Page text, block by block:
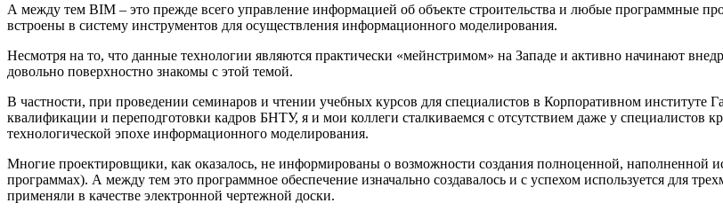
А между тем BIM – это прежде всего управление информацией об объекте строительства и любые программные
встроены в систему инструментов для осуществления информационного моделирования.
Несмотря на то, что данные технологии являются практически «мейнстримом» на Западе и активно начинают
довольно поверхностно знакомы с этой темой.
В частности, при проведении семинаров и чтении учебных курсов для специалистов в Корпоративном
квалификации и переподготовки кадров БНТУ, я и мои коллеги сталкиваемся с отсутствием даже у
технологической эпохе информационного моделирования.
Многие проектировщики, как оказалось, не информированы о возможности создания полноценной,
программах). А между тем это программное обеспечение изначально создавалось и с успехом используется для
применяли в качестве электронной чертежной доски.